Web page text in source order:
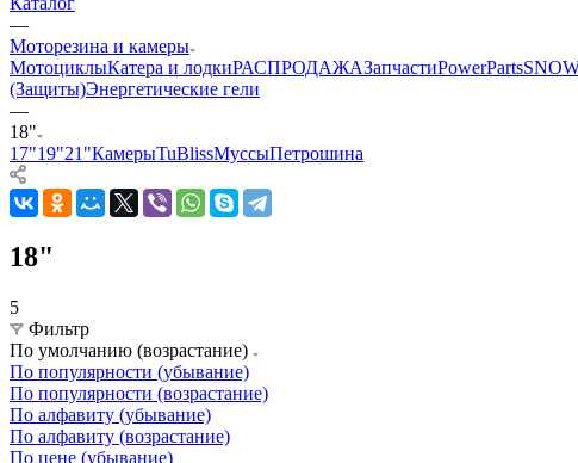
—
Моторезина и камеры
МотоциклыКатера и лодкиРАСПРОДАЖАЗапчастиPowerParts
(Защиты)Энергетические гели
—
18"
17"19"21"КамерыTuBlissМуссыПетрошина
18"
5
Фильтр
По умолчанию (возрастание)
По популярности (убывание)
По популярности (возрастание)
По алфавиту (убывание)
По алфавиту (возрастание)
По цене (убывание)